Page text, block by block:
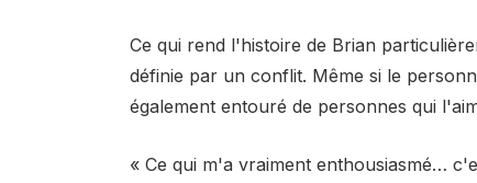
Ce qui rend l'histoire de Brian
définie par un conflit. Même si le
également entouré de personnes qui
« Ce qui m'a vraiment enthousiasmé…